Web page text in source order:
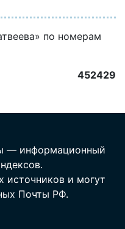
по номерам
452429
— информационный
источников и могут
Почты РФ.